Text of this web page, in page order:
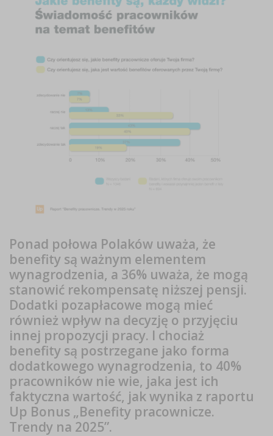
Ponad połowa Polaków uważa, że
benefity są ważnym elementem
wynagrodzenia, a 36% uważa, że mogą
stanowić rekompensatę niższej pensji.
Dodatki pozapłacowe mogą mieć
również wpływ na decyzję o przyjęciu
innej propozycji pracy. I chociaż
benefity są postrzegane jako forma
dodatkowego wynagrodzenia, to 40%
pracowników nie wie, jaka jest ich
faktyczna wartość, jak wynika z raportu
Up Bonus „Benefity pracownicze.
Trendy na 2025”.